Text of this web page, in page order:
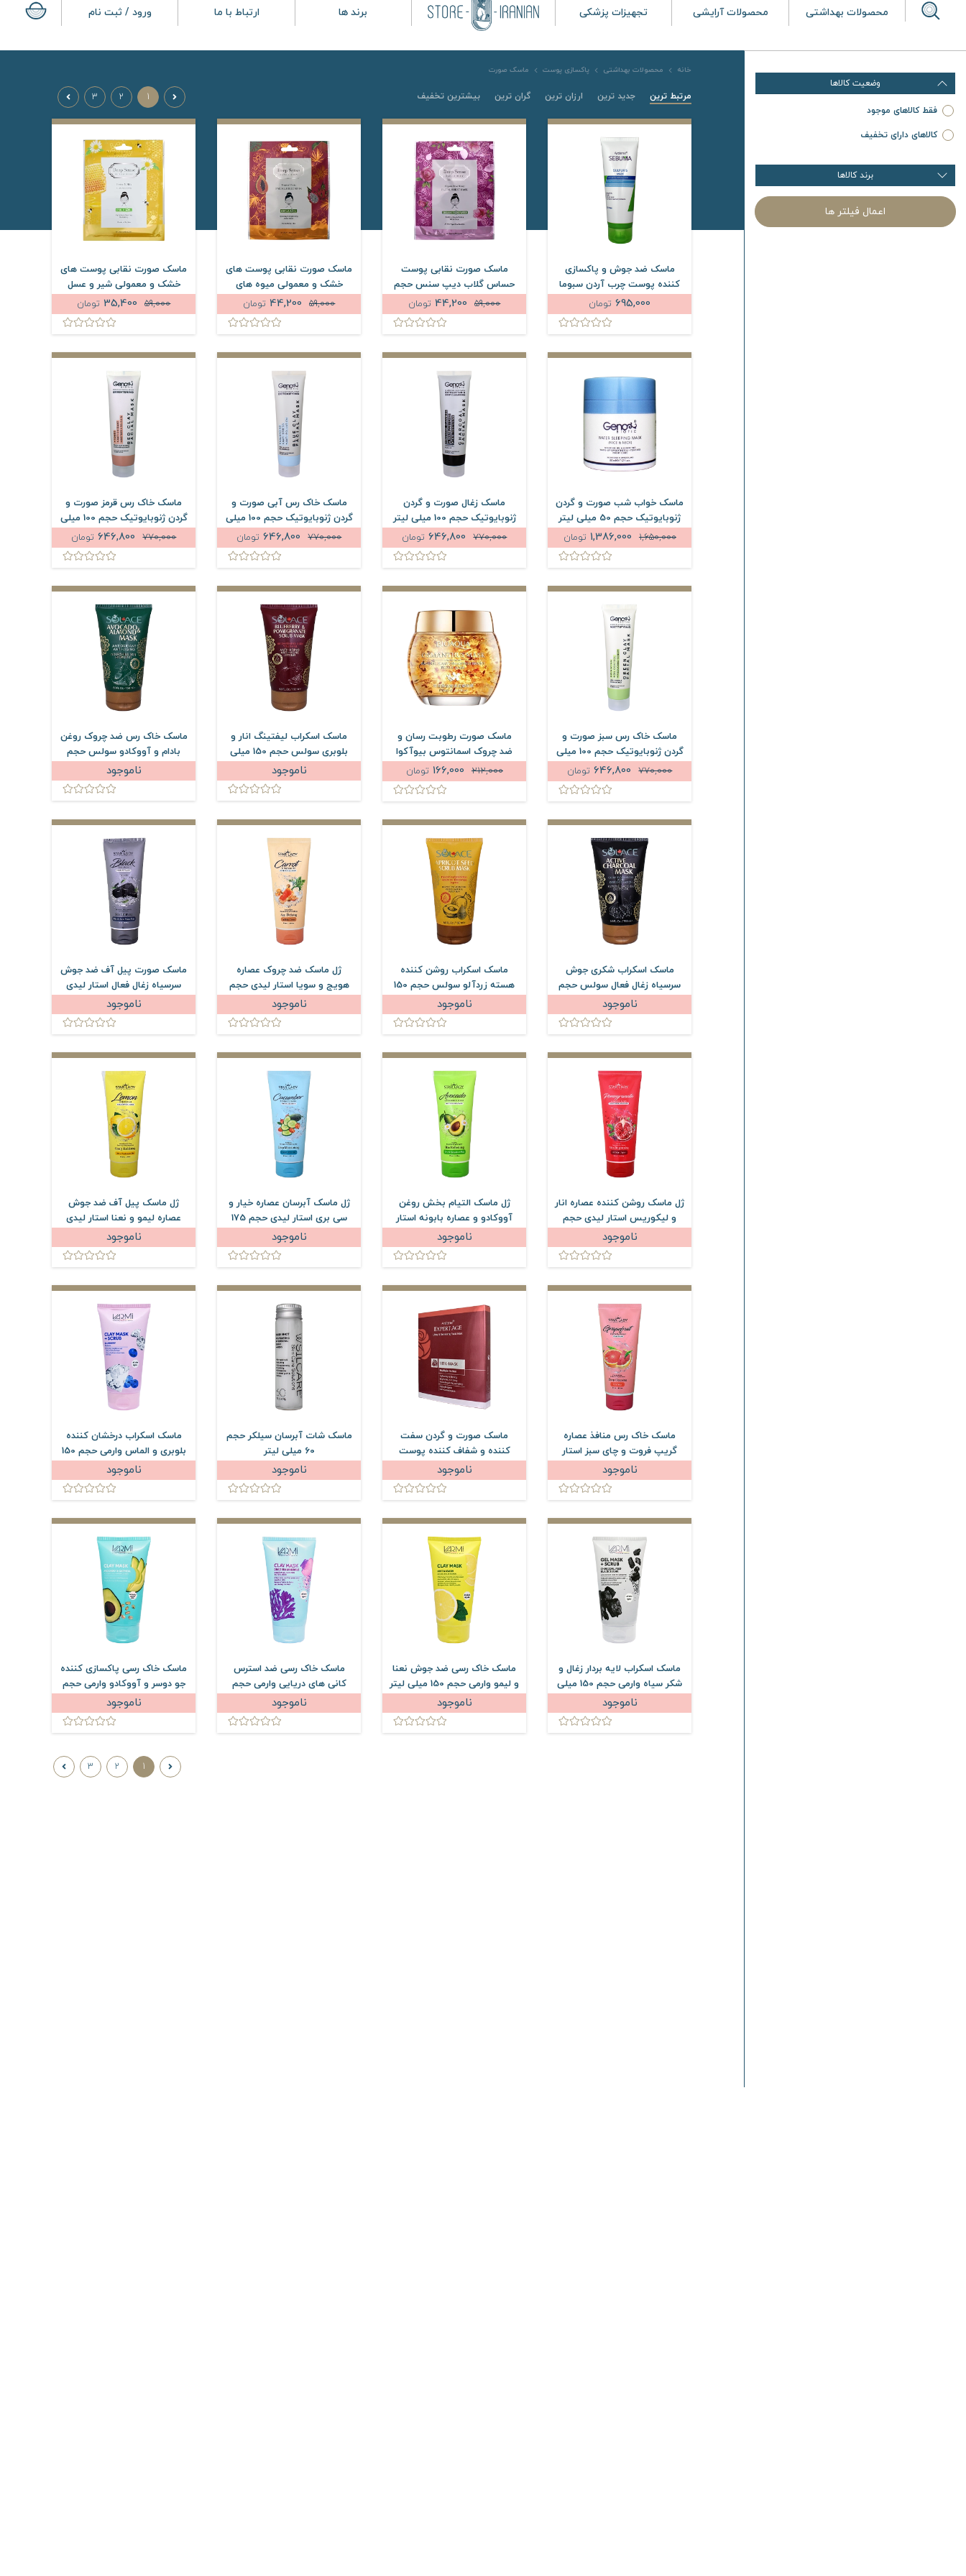
محصولات بهداشتی محصولات آرایشی تجهیزات پزشکی برند ها ارتباط با ما ورود / ثبت نام
وضعیت کالاها
فقط کالاهای موجود
کالاهای دارای تخفیف
برند کالاها
اعمال فیلتر ها
خانه محصولات بهداشتی پاکسازی پوست ماسک صورت
مرتبط ترین جدید ترین ارزان ترین گران ترین بیشترین تخفیف 1
2
3
ماسک ضد جوش و پاکسازی
کننده پوست چرب آردن سبوما
695,000 تومان
ماسک صورت نقابی پوست
حساس گلاب دیپ سنس حجم
25 میلی لیتر
59,000 تومان
ماسک صورت نقابی پوست های
خشک و معمولی میوه های
میلی لیتر
59,000 تومان
ماسک صورت نقابی پوست های
خشک و معمولی شیر و عسل
دیپ سنس حجم 25 میلی لیتر
59,000 تومان
ماسک خواب شب صورت و گردن
ژنوبایوتیک حجم 50 میلی لیتر
1,650,000
تومان
ماسک زغال صورت و گردن
ژنوبایوتیک حجم 100 میلی لیتر
770,000
تومان
ماسک خاک رس آبی صورت و
گردن ژنوبایوتیک حجم 100 میلی
لیتر
770,000 تومان
ماسک خاک رس قرمز صورت و
گردن ژنوبایوتیک حجم 100 میلی
لیتر
770,000 تومان
ماسک خاک رس سبز صورت و
گردن ژنوبایوتیک حجم 100 میلی
لیتر
770,000 تومان
ماسک صورت رطوبت رسان و
ضد چروک اسمانتوس بیوآکوا
وزن 120 گرم212,000 تومان
ماسک اسکراب لیفتینگ انار و
بلوبری سولس حجم 150 میلی
لیتر
ناموجود
ماسک خاک رس ضد چروک روغن
بادام و آووکادو سولس حجم
150 میلی لیترناموجود
ماسک اسکراب شکری جوش
سرسیاه زغال فعال سولس حجم
150 میلی لیترناموجود
ماسک اسکراب روشن کننده
هسته زردآلو سولس حجم 150
میلی لیتر
ناموجود
ژل ماسک ضد چروک عصاره
هویج و سویا استار لیدی حجم
175 میلی لیترناموجود
ماسک صورت پیل آف ضد جوش
سرسیاه زغال فعال استار لیدی
حجم 175 میلی لیترناموجود
ژل ماسک روشن کننده عصاره انار
و لیکوریس استار لیدی حجم
175 میلی لیترناموجود
ژل ماسک التیام بخش روغن
آووکادو و عصاره بابونه استار
لیدی حجم 175 میلی لیترناموجود
ژل ماسک آبرسان عصاره خیار و
سی بری استار لیدی حجم 175
میلی لیتر
ناموجود
ژل ماسک پیل آف ضد جوش
عصاره لیمو و نعنا استار لیدی
حجم 175 میلی لیترناموجود
ماسک خاک رس منافذ عصاره
گریپ فروت و چای سبز استار
لیدی حجم 175 میلی لیترناموجود
ماسک صورت و گردن سفت
کننده و شفاف کننده پوست
آردن اکسپرتیج
ناموجود
ماسک شات آبرسان سیلکر حجم
60 میلی لیتر
ناموجود
ماسک اسکراب درخشان کننده
بلوبری و الماس وارمی حجم 150
میلی لیتر
ناموجود
ماسک اسکراب لایه بردار زغال و
شکر سیاه وارمی حجم 150 میلی
لیتر
ناموجود
ماسک خاک رسی ضد جوش نعنا
و لیمو وارمی حجم 150 میلی لیتر
ناموجود
ماسک خاک رسی ضد استرس
کانی های دریایی وارمی حجم
150 میلی لیترناموجود
ماسک خاک رسی پاکسازی کننده
جو دوسر و آووکادو وارمی حجم
150 میلی لیترناموجود
1
2
3